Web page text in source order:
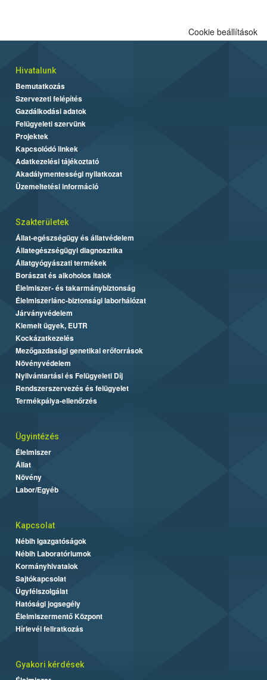
Cookie beállítások
Hivatalunk
Bemutatkozás
Szervezeti felépítés
Gazdálkodási adatok
Felügyeleti szervünk
Projektek
Kapcsolódó linkek
Adatkezelési tájékoztató
Akadálymentességi nyilatkozat
Üzemeltetési információ
Szakterületek
Állat-egészségügy és állatvédelem
Állategészségügyi diagnosztika
Állatgyógyászati termékek
Borászat és alkoholos italok
Élelmiszer- és takarmánybiztonság
Élelmiszerlánc-biztonsági laborhálózat
Járványvédelem
Kiemelt ügyek, EUTR
Kockázatkezelés
Mezőgazdasági genetikai erőforrások
Növényvédelem
Nyilvántartási és Felügyeleti Díj
Rendszerszervezés és felügyelet
Termékpálya-ellenőrzés
Ügyintézés
Élelmiszer
Állat
Növény
Labor/Egyéb
Kapcsolat
Nébih Igazgatóságok
Nébih Laboratóriumok
Kormányhivatalok
Sajtókapcsolat
Ügyfélszolgálat
Hatósági jogsegély
Élelmiszermentő Központ
Hírlevél feliratkozás
Gyakori kérdések